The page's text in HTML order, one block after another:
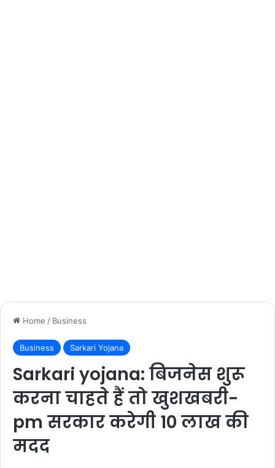
Home / Business
Business Sarkari Yojana
Sarkari yojana: बिजनेस शुरू
करना चाहते हैं तो खुशखबरी-
pm सरकार करेगी 10 लाख की
मदद